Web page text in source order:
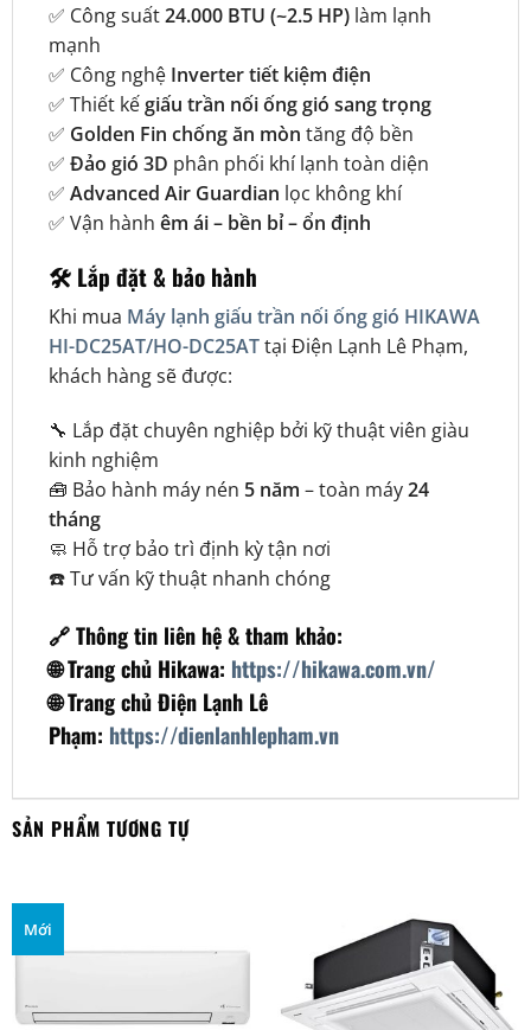
✅ Công suất24.000 BTU (~2.5 HP)làm lạnh
mạnh
✅ Công nghệ Inverter tiết kiệm điện
✅ Thiết kếgiấu trần nối ống gió sang trọng
✅ Golden Fin chống ăn mòn tăng độ bền
✅ Đảo gió 3D phân phối khí lạnh toàn diện
✅ Advanced Air Guardian lọc không khí
✅ Vận hành êm ái – bền bỉ – ổn định
🛠️ Lắp đặt & bảo hành
Khi mua Máy lạnh giấu trần nối ống gió HIKAWA
HI-DC25AT/HO-DC25ATtại Điện Lạnh Lê Phạm,
khách hàng sẽ được:
🔧 Lắp đặt chuyên nghiệp bởi kỹ thuật viên giàu
kinh nghiệm
🧰 Bảo hành máy nén 5 năm – toàn máy24
tháng
🧼 Hỗ trợ bảo trì định kỳ tận nơi
☎️ Tư vấn kỹ thuật nhanh chóng
🔗 Thông tin liên hệ & tham khảo:
🌐 Trang chủ Hikawa: https://hikawa.com.vn/
🌐 Trang chủ Điện Lạnh Lê
Phạm: https://dienlanhlepham.vn
SẢN PHẨM TƯƠNG TỰ
Mới